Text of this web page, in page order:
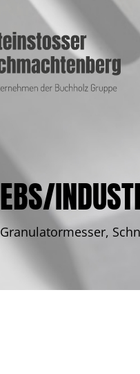
EBS/
Granulatormesser,